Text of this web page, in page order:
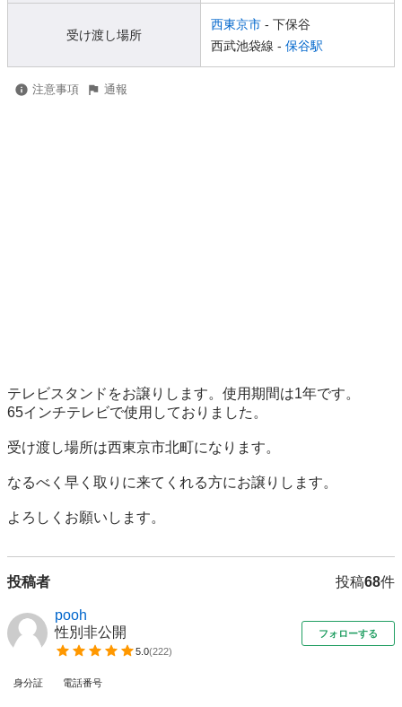
受け渡し場所
西東京市 - 下保谷
西武池袋線 - 保谷駅
注意事項 通報
テレビスタンドをお譲りします。使用期間は1年です。
65インチテレビで使用しておりました。
受け渡し場所は西東京市北町になります。
なるべく早く取りに来てくれる方にお譲りします。
よろしくお願いします。
投稿者 投稿68件
pooh
性別非公開
5.0(222)
フォローする
身分証 電話番号